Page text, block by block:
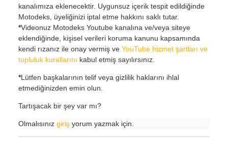
kanalımıza eklenecektir. Uygunsuz içerik tespit edildiğinde
Motodeks, üyeliğinizi iptal etme hakkını saklı tutar.
*Videonuz Motodeks Youtube kanalına ve/veya siteye
eklendiğinde, kişisel verileri koruma kanunu kapsamında
kendi rızanız ile onay vermiş ve YouTube hizmet şartları ve
topluluk kurallarını kabul etmiş sayılırsınız.
*Lütfen başkalarının telif veya gizlilik haklarını ihlal
etmediğinizden emin olun.
Tartışacak bir şey var mı?
Olmalısınız girişyorum yazmak için.